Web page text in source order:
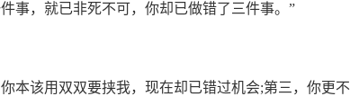
事，就已非死不可，你却已做错了三件事。”
本该用双双要挟我，现在却已错过机会;第三，你更不